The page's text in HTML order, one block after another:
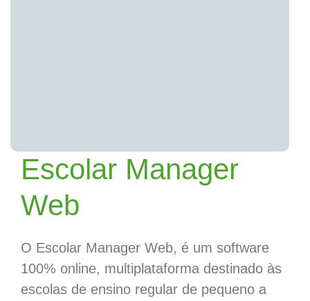
Escolar Manager
Web
O Escolar Manager Web, é um software
100% online, multiplataforma destinado às
escolas de ensino regular de pequeno a